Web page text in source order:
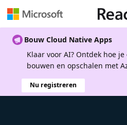
Bouw Cloud Native Apps
Klaar voor AI? Ontdek hoe
bouwen en opschalen met
Nu registreren